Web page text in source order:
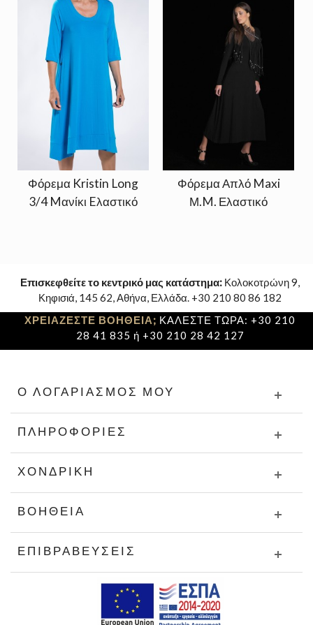
Φόρεμα Kristin Long
3/4 Mανίκι Eλαστικό
Φόρεμα Απλό Maxi
Μ.M. Ελαστικό
Επισκεφθείτε το κεντρικό μας κατάστημα: Κολοκοτρώνη 9,
Κηφισιά, 145 62, Αθήνα, Ελλάδα. +30 210 80 86 182
ΧΡΕΙΑΖΕΣΤΕ ΒΟΗΘΕΙΑ; ΚΑΛΕΣΤΕ ΤΩΡΑ: +30 210
28 41 835 ή +30 210 28 42 127
Ο ΛΟΓΑΡΙΑΣΜΌΣ ΜΟΥ
ΠΛΗΡΟΦΟΡΊΕΣ
ΧΟΝΔΡΙΚΉ
ΒΟΉΘΕΙΑ
ΕΠΙΒΡΑΒΕΎΣΕΙΣ